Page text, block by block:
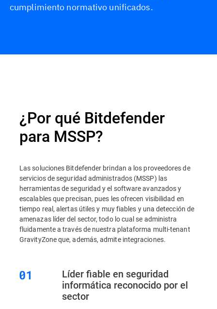
cumplimiento normativo unificados.
¿Por qué Bitdefender
para MSSP?
Las soluciones Bitdefender brindan a los proveedores de
servicios de seguridad administrados (MSSP) las
herramientas de seguridad y el software avanzados y
escalables que precisan, pues les ofrecen visibilidad en
tiempo real, alertas útiles y muy fiables y una detección de
amenazas líder del sector, todo lo cual se administra
fluidamente a través de nuestra plataforma multi-tenant
GravityZone que, además, admite integraciones.
Líder fiable en seguridad
informática reconocido por el
sector